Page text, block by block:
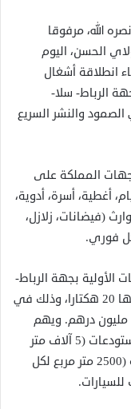
الله، مرفوقا
الحسن، اليوم
انطلاقة أشغال
الرباط- سلا-
والنشر السريع
المملكة على
أغطية، أسرة، أدوية،
(فيضانات، زلازل،
فوري.
الأولية بجهة الرباط-
سلا-القنيطرة على قطعة أرضية تبلغ مساحتها 20 هكتارا، وذلك في
أجل 12 شهرا، بميزانية إجمالية تقدر بـ 287,5 مليون درهم. ويهم
هذا المشروع على الخصوص إحداث أربعة مستودعات (5 آلاف متر
مربع لكل منها)، وحظيرتين للمعدات الضخمة (2500 متر مربع لكل